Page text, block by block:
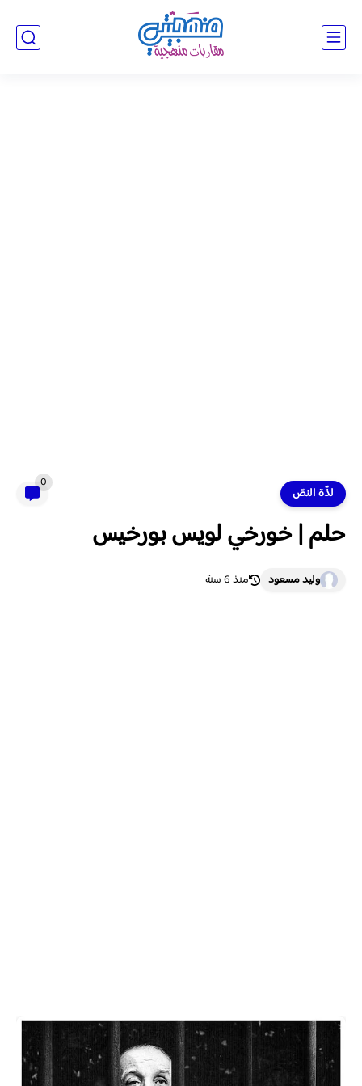
لذّة النصّ
0
حلم | خورخي لويس بورخيس
وليد مسعود منذ 6 سنة